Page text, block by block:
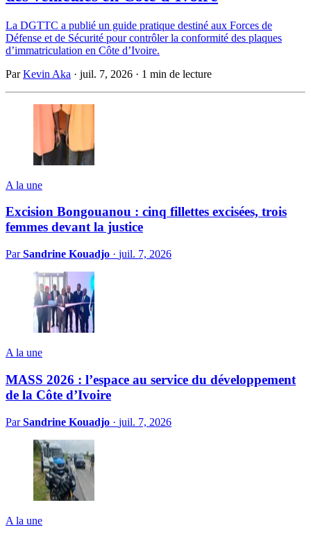
La DGTTC a publié un guide pratique destiné aux Forces de
Défense et de Sécurité pour contrôler la conformité des plaques
d’immatriculation en Côte d’Ivoire.
ParKevin Aka · juil. 7, 2026 · 1 min de lecture
A la une
Excision Bongouanou : cinq fillettes excisées, trois
femmes devant la justice
ParSandrine Kouadjo · juil. 7, 2026
A la une
MASS 2026 : l’espace au service du développement
de la Côte d’Ivoire
ParSandrine Kouadjo · juil. 7, 2026
A la une